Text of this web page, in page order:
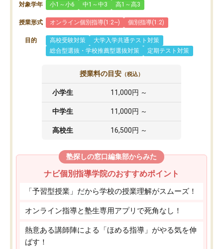
対象学年 小1～小6 中1～中3 高1～高3
授業形式 オンライン個別指導(1:2~) 個別指導(1:2)
目的 高校受験対策
大学入学共通テスト対策
総合型選抜・学校推薦型選抜対策
定期テスト対策
授業料の目安 （税込）
小学生 11,000円 ～
中学生 11,000円 ～
高校生 16,500円 ～
塾探しの窓口編集部からみた
ナビ個別指導学院のおすすめポイント
「予習型授業」だから学校の授業理解がスムーズ！
オンライン指導と塾生専用アプリで死角なし！
熱意ある講師陣による「ほめる指導」がやる気を伸
ばす！